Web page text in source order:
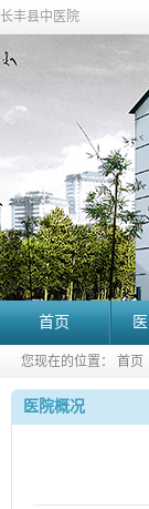
长丰县中医院
首页
您现在的位置： 首页
医院概况